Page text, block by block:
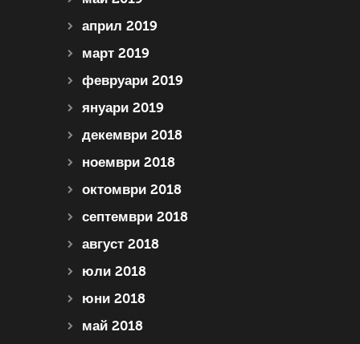
април 2019
март 2019
февруари 2019
януари 2019
декември 2018
ноември 2018
октомври 2018
септември 2018
август 2018
юли 2018
юни 2018
май 2018